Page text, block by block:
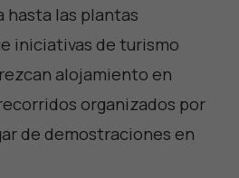
hasta las plantas
iniciativas de turismo
alojamiento en
organizados por
de demostraciones en